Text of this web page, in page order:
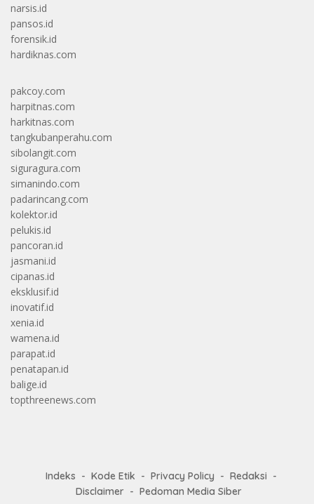
narsis.id
pansos.id
forensik.id
hardiknas.com
pakcoy.com
harpitnas.com
harkitnas.com
tangkubanperahu.com
sibolangit.com
siguragura.com
simanindo.com
padarincang.com
kolektor.id
pelukis.id
pancoran.id
jasmani.id
cipanas.id
eksklusif.id
inovatif.id
xenia.id
wamena.id
parapat.id
penatapan.id
balige.id
topthreenews.com
Indeks Kode Etik Privacy Policy
Redaksi
Disclaimer
Pedoman Media Siber